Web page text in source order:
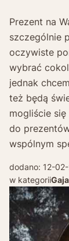
Prezent na
szczególnie
oczywiste
wybrać
jednak
też będą
mogliście
do
wspólnym
dodano: 12-
w kategorii